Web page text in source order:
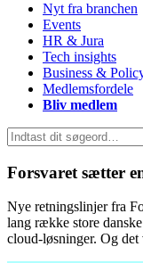
Nyt fra branchen
Events
HR & Jura
Tech insights
Business &
Medlemsfordele
Bliv medlem
Forsvaret sætter
Nye retningslinjer fra
lang række store
cloud-løsninger. Og